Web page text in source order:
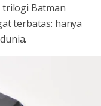
trilogi Batman
terbatas: hanya